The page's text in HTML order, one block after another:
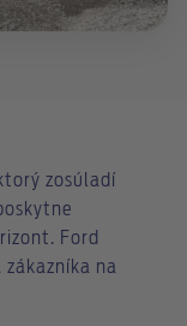
zosúladí
Ford
na